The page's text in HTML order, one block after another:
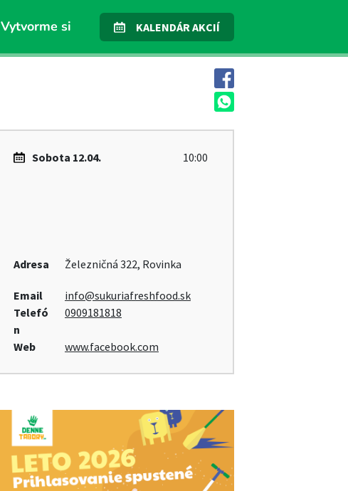
Vytvorme si KALENDÁR AKCIÍ
Sobota 12.04. 10:00
Adresa Železničná 322, Rovinka
Email
info@sukuriafreshfood.sk
Telefó
n
0909181818
Web www.facebook.com